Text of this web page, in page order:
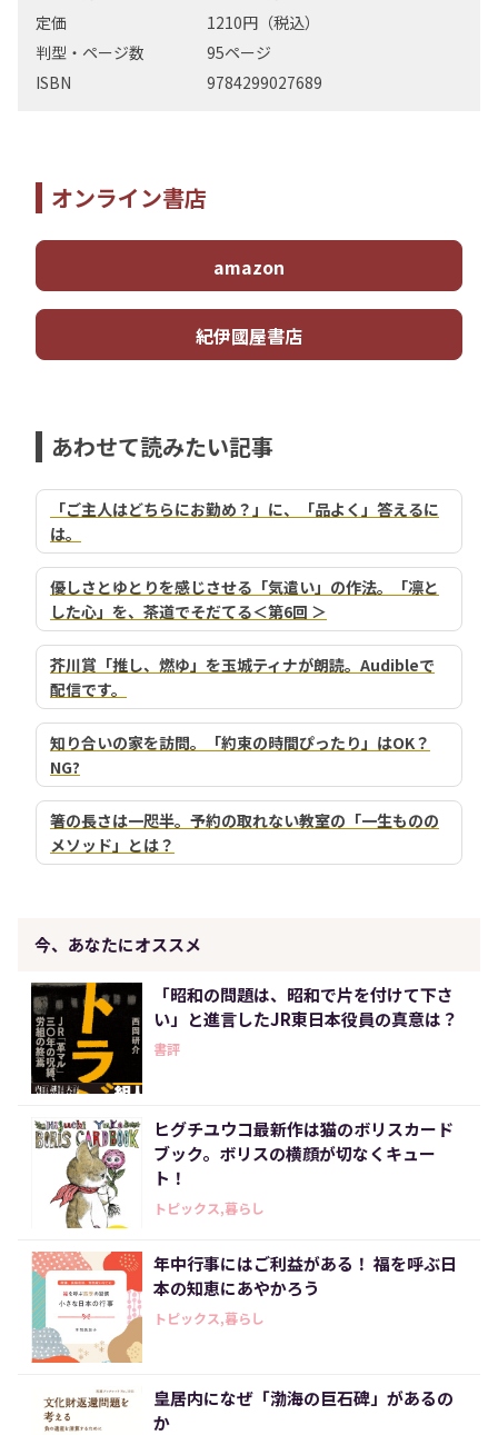
定価
1210円（税込）
判型・ページ数
95ページ
ISBN
9784299027689
オンライン書店
amazon
紀伊國屋書店
あわせて読みたい記事
「ご主人はどちらにお勤め？」に、「品よく」答えるに
は。
優しさとゆとりを感じさせる「気遣い」の作法。「凛と
した心」を、茶道でそだてる＜第6回 ＞
芥川賞「推し、燃ゆ」を玉城ティナが朗読。Audibleで
配信です。
知り合いの家を訪問。「約束の時間ぴったり」はOK？
NG?
箸の長さは一咫半。予約の取れない教室の「一生ものの
メソッド」とは？
今、あなたにオススメ
「昭和の問題は、昭和で片を付けて下さ
い」と進言したJR東日本役員の真意は？
書評
ヒグチユウコ最新作は猫のボリスカード
ブック。ボリスの横顔が切なくキュー
ト！
トピックス,暮らし
年中行事にはご利益がある！ 福を呼ぶ日
本の知恵にあやかろう
トピックス,暮らし
皇居内になぜ「渤海の巨石碑」があるの
か